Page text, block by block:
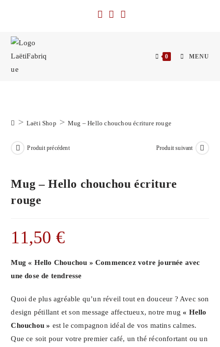
0 MENU
> Laëti Shop > Mug – Hello chouchou écriture rouge
Produit précédent Produit suivant
Mug – Hello chouchou écriture
rouge
11,50 €
Mug « Hello Chouchou » Commencez votre journée avec
une dose de tendresse
Quoi de plus agréable qu’un réveil tout en douceur ? Avec son
design pétillant et son message affectueux, notre mug« Hello
Chouchou » est le compagnon idéal de vos matins calmes.
Que ce soit pour votre premier café, un thé réconfortant ou un